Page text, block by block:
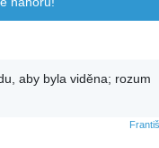
aby byla viděna; rozum